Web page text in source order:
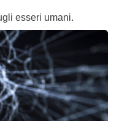
esseri umani.